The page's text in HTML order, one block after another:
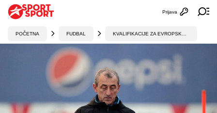
Otvori
Prijava
POČETNA FUDBAL